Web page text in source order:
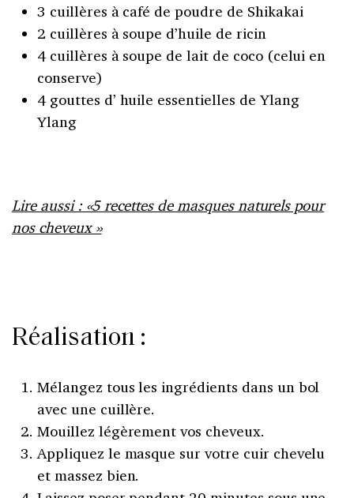
3 cuillères à café de poudre de Shikakai
2 cuillères à soupe d’huile de ricin
4 cuillères à soupe de lait de coco (celui en
conserve)
4 gouttes d’ huile essentielles de Ylang
Ylang
Lire aussi : «5 recettes de masques naturels pour
nos cheveux »
Réalisation :
Mélangez tous les ingrédients dans un bol
avec une cuillère.
Mouillez légèrement vos cheveux.
Appliquez le masque sur votre cuir chevelu
et massez bien.